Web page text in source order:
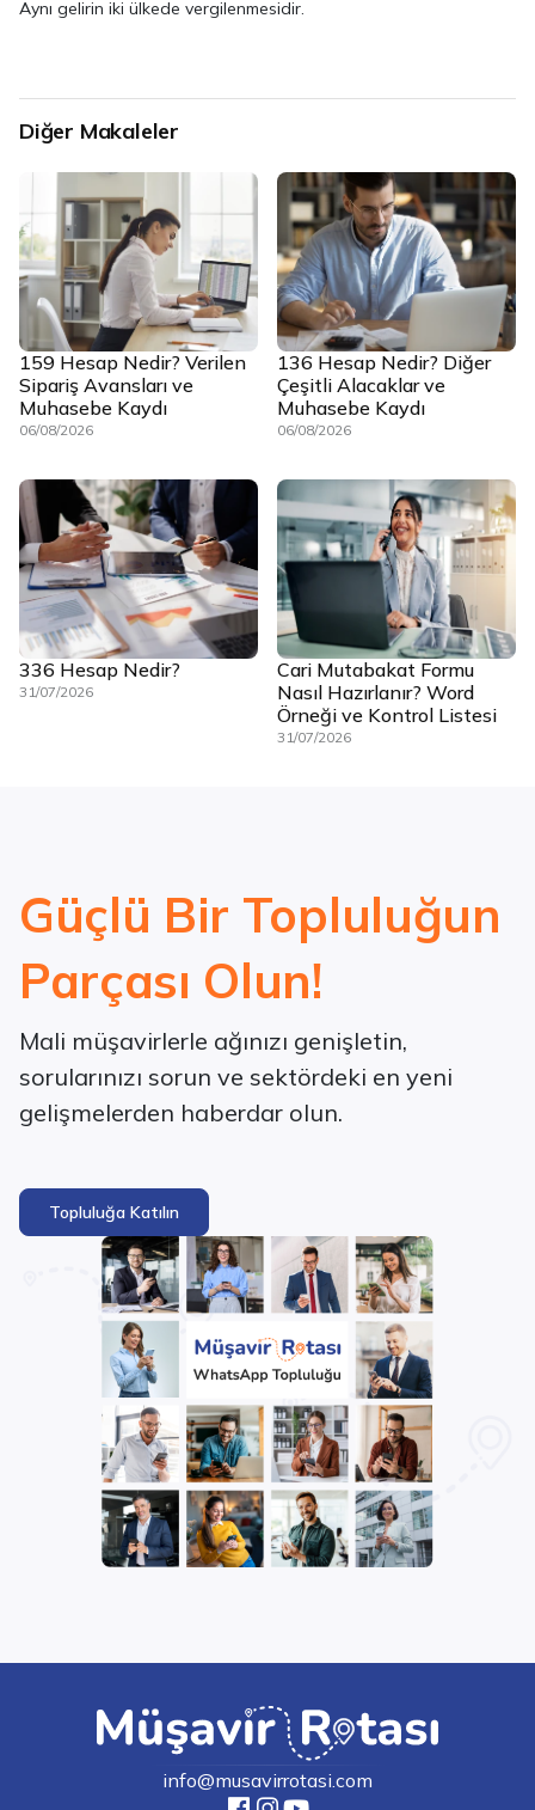
Aynı gelirin iki ülkede vergilenmesidir.
Diğer Makaleler
159 Hesap Nedir? Verilen
Sipariş Avansları ve
Muhasebe Kaydı
06/08/2026
136 Hesap Nedir? Diğer
Çeşitli Alacaklar ve
Muhasebe Kaydı
06/08/2026
336 Hesap Nedir?
31/07/2026
Cari Mutabakat Formu
Nasıl Hazırlanır? Word
Örneği ve Kontrol Listesi
31/07/2026
Güçlü Bir Topluluğun
Parçası Olun!
Mali müşavirlerle ağınızı genişletin,
sorularınızı sorun ve sektördeki en yeni
gelişmelerden haberdar olun.
Topluluğa Katılın
info@musavirrotasi.com